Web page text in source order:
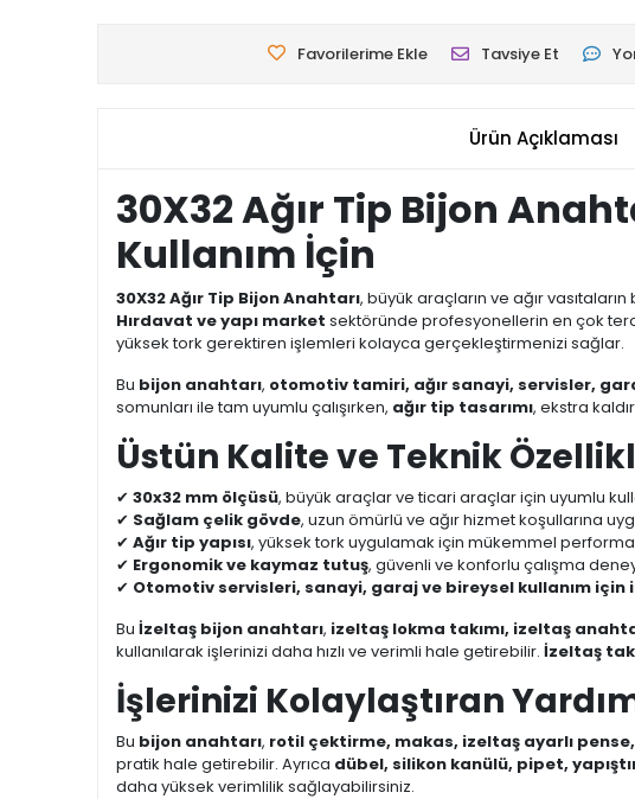
Favorilerime Ekle Tavsiye Et
Ürün Açıklaması
30X32 Ağır Tip Bijon
Kullanım İçin
30X32 Ağır Tip Bijon Anahtarı, büyük araçların ve ağır
Hırdavat ve yapı market sektöründe profesyonellerin en çok
yüksek tork gerektiren işlemleri kolayca gerçekleştirmenizi sağlar.
Bu bijon anahtarı, otomotiv tamiri, ağır sanayi, servisler,
somunları ile tam uyumlu çalışırken, ağır tip tasarımı, ekstra
Üstün Kalite ve Teknik
✔ 30x32 mm ölçüsü, büyük araçlar ve ticari araçlar için uyumlu
✔ Sağlam çelik gövde, uzun ömürlü ve ağır hizmet koşullarına
✔ Ağır tip yapısı, yüksek tork uygulamak için mükemmel
✔ Ergonomik ve kaymaz tutuş, güvenli ve konforlu çalışma
✔ Otomotiv servisleri, sanayi, garaj ve bireysel kullanım için
Bu İzeltaş bijon anahtarı, izeltaş lokma takımı, izeltaş
kullanılarak işlerinizi daha hızlı ve verimli hale getirebilir. İzeltaş
İşlerinizi Kolaylaştıran
Bu bijon anahtarı, rotil çektirme, makas, izeltaş ayarlı
pratik hale getirebilir. Ayrıca dübel, silikon kanülü, pipet,
daha yüksek verimlilik sağlayabilirsiniz.